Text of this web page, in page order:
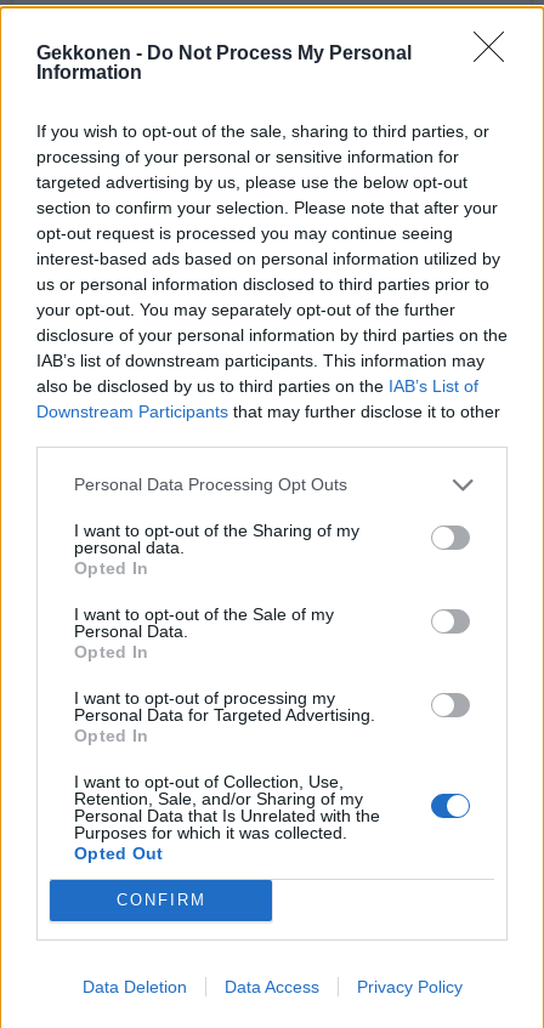
Gekkonen - Do Not Process My Personal
Information
If you wish to opt-out of the sale, sharing to third parties, or
processing of your personal or sensitive information for
targeted advertising by us, please use the below opt-out
section to confirm your selection. Please note that after your
opt-out request is processed you may continue seeing
interest-based ads based on personal information utilized by
us or personal information disclosed to third parties prior to
your opt-out. You may separately opt-out of the further
disclosure of your personal information by third parties on the
IAB’s list of downstream participants. This information may
also be disclosed by us to third parties on the IAB’s List of
Downstream Participants that may further disclose it to other
Personal Data Processing Opt Outs
I want to opt-out of the Sharing of my
personal data.
Opted In
I want to opt-out of the Sale of my
Personal Data.
Opted In
I want to opt-out of processing my
Personal Data for Targeted Advertising.
Opted In
I want to opt-out of Collection, Use,
Retention, Sale, and/or Sharing of my
Personal Data that Is Unrelated with the
Purposes for which it was collected.
Opted Out
CONFIRM
Data Deletion Data Access Privacy Policy
A POST SHARED BY SARA SIEPPI (@SARASIEPPI)ONMAY 19, 2020 AT 11:03AM PDT
Seuraa Gekkosta Instagramissa
Kuumat Sara Sieppi
Kommenttiosio
Heräsikö ajatuksia? Kerro mielipiteesi.
sääntöihin.